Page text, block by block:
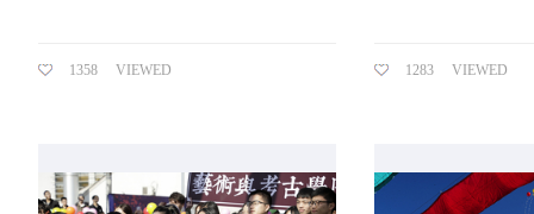
1358 VIEWED 1283 VIEWED